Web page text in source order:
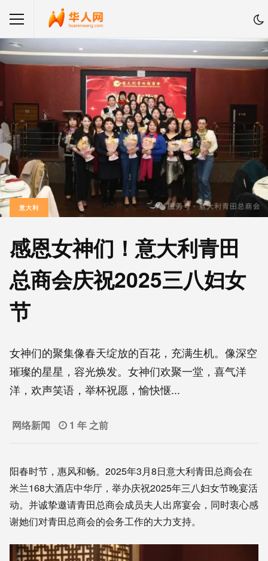
意大利
感恩女神们！意大利青田
总商会庆祝2025三八妇女
节
女神们的聚集像春天绽放的百花，充满生机。像深空
璀璨的星星，容光焕发。女神们欢聚一堂，喜气洋
洋，欢声笑语，举杯祝愿，愉快惬...
网络新闻 1 年 之前
阳春时节，惠风和畅。2025年3月8日意大利青田总商会在
米兰168大酒店中华厅，举办庆祝2025年三八妇女节晚宴活
动。并诚挚邀请青田总商会成员夫人出席宴会，同时衷心感
谢她们对青田总商会的会务工作的大力支持。